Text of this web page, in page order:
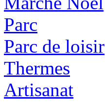
Parc
Parc de loisir
Thermes
Artisanat